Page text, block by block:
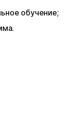
обучение;